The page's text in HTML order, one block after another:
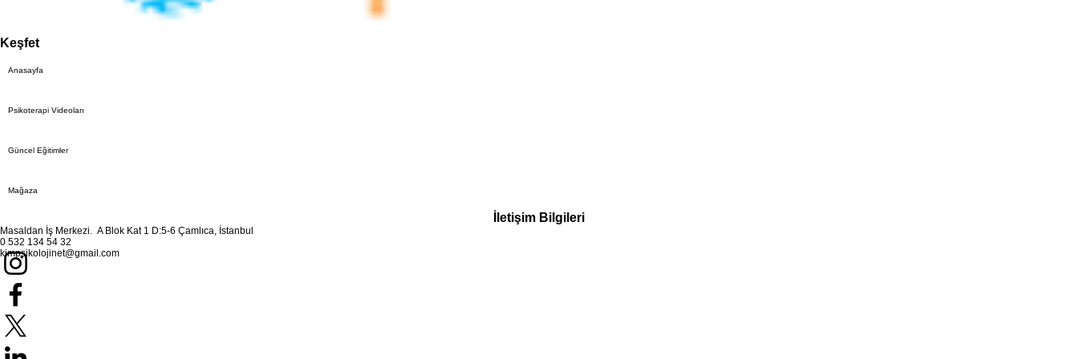
Keşfet
Anasayfa
Psikoterapi Videoları
Güncel Eğitimler
Mağaza
İletişim Bilgileri
Masaldan İş Merkezi. A Blok Kat 1 D:5-6 Çamlıca, İstanbul
0 532 134 54 32
kimpsikolojinet@gmail.com